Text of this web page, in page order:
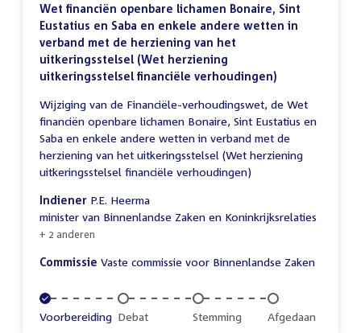
Wet financiën openbare lichamen Bonaire, Sint
Eustatius en Saba en enkele andere wetten in
verband met de herziening van het
uitkeringsstelsel (Wet herziening
uitkeringsstelsel financiële verhoudingen)
Wijziging van de Financiële-verhoudingswet, de Wet
financiën openbare lichamen Bonaire, Sint Eustatius en
Saba en enkele andere wetten in verband met de
herziening van het uitkeringsstelsel (Wet herziening
uitkeringsstelsel financiële verhoudingen)
Indiener P.E. Heerma
minister van Binnenlandse Zaken en Koninkrijksrelaties
+ 2 anderen
Commissie Vaste commissie voor Binnenlandse Zaken
Voltooid:
Voorbereiding Onvoltooid:
Debat Onvoltooid:
Stemming Onvoltooid:
Afgedaan